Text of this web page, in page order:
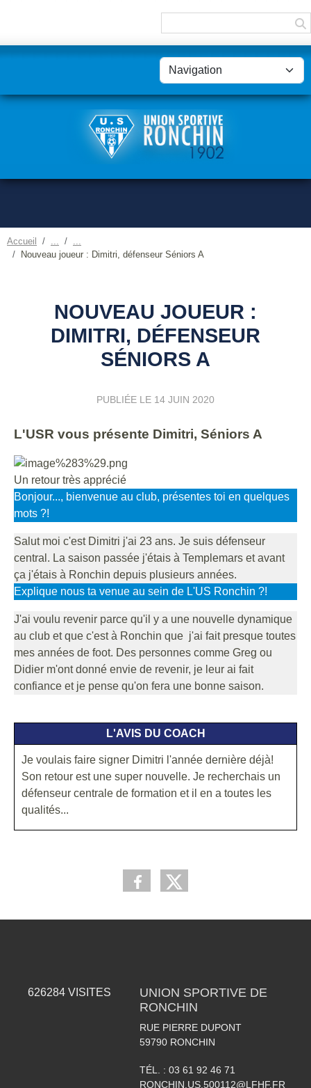
Accueil
Nouveau joueur : Dimitri, défenseur Séniors A
NOUVEAU JOUEUR :
DIMITRI, DÉFENSEUR
SÉNIORS A
PUBLIÉE LE 14 JUIN 2020
L'USR vous présente Dimitri, Séniors A
Un retour très apprécié
Bonjour..., bienvenue au club, présentes toi en quelques
mots ?!
Salut moi c'est Dimitri j'ai 23 ans. Je suis défenseur
central. La saison passée j'étais à Templemars et avant
ça j'étais à Ronchin depuis plusieurs années.
Explique nous ta venue au sein de L'US Ronchin ?!
J'ai voulu revenir parce qu'il y a une nouvelle dynamique
au club et que c'est à Ronchin que j'ai fait presque toutes
mes années de foot. Des personnes comme Greg ou
Didier m'ont donné envie de revenir, je leur ai fait
confiance et je pense qu'on fera une bonne saison.
L'AVIS DU COACH
Je voulais faire signer Dimitri l'année dernière déjà!
Son retour est une super nouvelle. Je recherchais un
défenseur centrale de formation et il en a toutes les
qualités...
626284 VISITES
UNION SPORTIVE DE
RONCHIN
RUE PIERRE DUPONT
59790 RONCHIN
TÉL. : 03 61 92 46 71
RONCHIN.US.500112@LFHF.FR